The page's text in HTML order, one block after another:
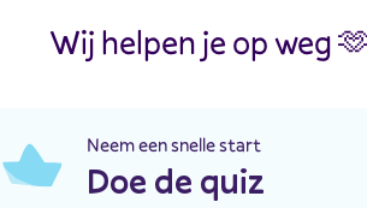
Wij helpen je op weg
Neem een snelle start
Doe de quiz